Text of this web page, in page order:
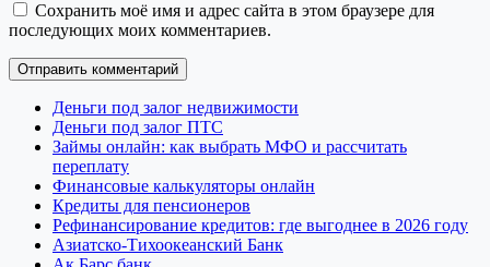
Сохранить моё имя и адрес сайта в этом браузере для
последующих моих комментариев.
Деньги под залог недвижимости
Деньги под залог ПТС
Займы онлайн: как выбрать МФО и рассчитать
переплату
Финансовые калькуляторы онлайн
Кредиты для пенсионеров
Рефинансирование кредитов: где выгоднее в 2026 году
Азиатско-Тихоокеанский Банк